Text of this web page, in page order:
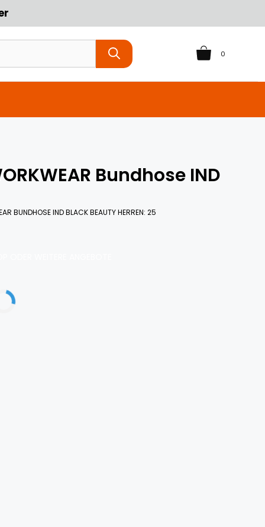
0
Bundhose IND
BUNDHOSE IND BLACK BEAUTY HERREN: 25